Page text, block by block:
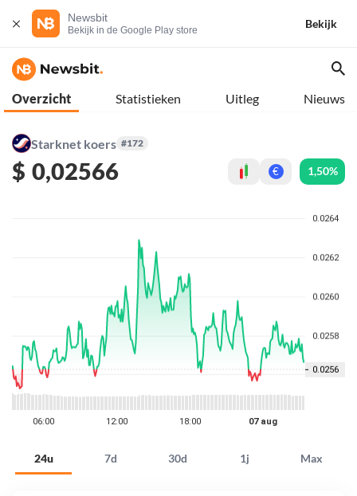
Newsbit
Bekijk in de Google Play store
Bekijk
Overzicht Statistieken Uitleg Nieuws
Starknet koers #172
$ 0,02566 € 1,50%
24u 7d 30d 1j Max